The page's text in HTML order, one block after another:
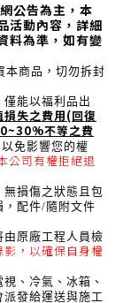
公告為主，本
活動內容，詳細
料為準，如有變
商品，切勿拆封
能以福利品出
損失之費用(回復
不等之費
免影響您的權
公司有權拒絕退
損傷之狀態且包
，配件/隨附文件
原廠工程人員檢
，以確保自身權
、冷氣、冰箱、
發給運送與施工